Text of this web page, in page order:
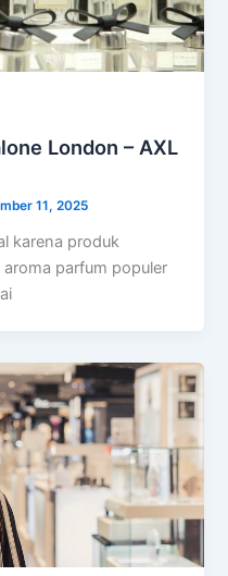
London – AXL
11, 2025
karena produk
parfum populer